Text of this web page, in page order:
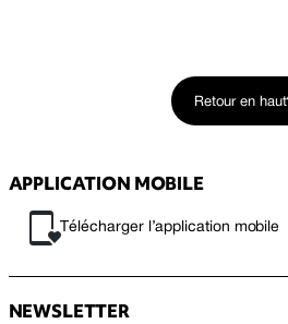
Retour en haut
APPLICATION MOBILE
Télécharger l’application mobile
NEWSLETTER